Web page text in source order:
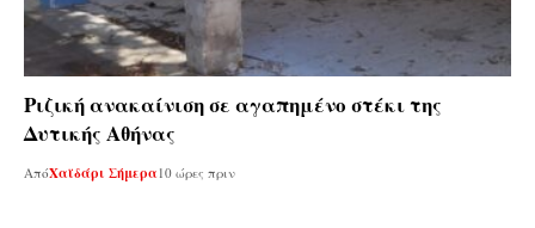
Ριζική ανακαίνιση σε αγαπημένο στέκι της
Δυτικής Αθήνας
ΑπόΧαϊδάρι Σήμερα 10 ώρες πριν